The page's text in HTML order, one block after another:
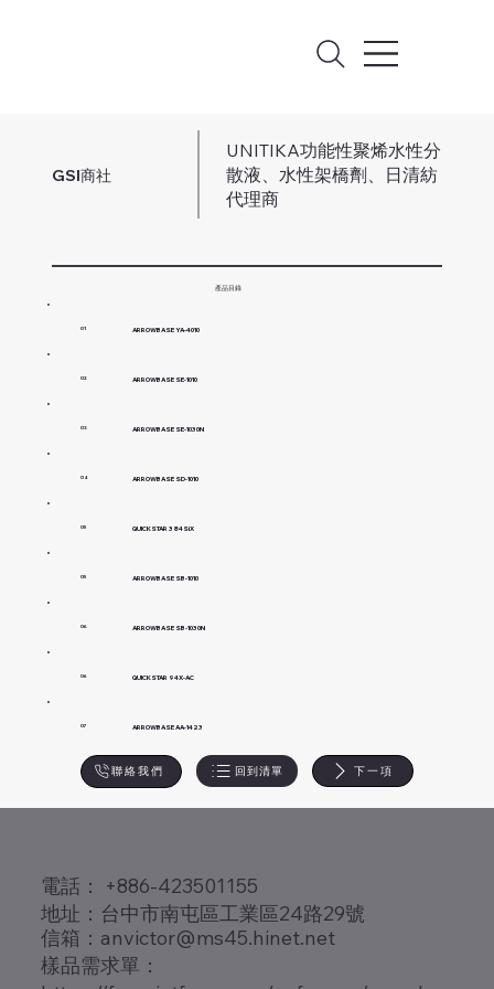
GSI商社
UNITIKA功能性聚烯水性分
散液、水性架橋劑、日清紡
代理商
產品目錄
01 ARROWBASE YA-4010
02 ARROWBASE SE-1010
03 ARROWBASE SE-1030N
04 ARROWBASE SD-1010
05 QUICKSTAR 384SiX
05 ARROWBASE SB-1010
06 ARROWBASE SB-1030N
06 QUICKSTAR 94X-AC
07 ARROWBASE AA-1423
聯絡我們 回到清單 下一項
​電話： +886-423501155
地址：台中市南屯區工業區24路29號
信箱： anvictor@ms45.hinet.net
樣品需求單：